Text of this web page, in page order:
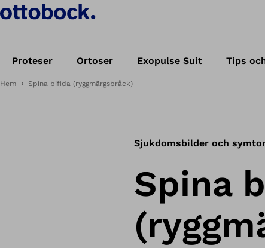
Proteser Ortoser Exopulse Suit Tips
Hem Spina bifida (ryggmärgsbråck)
Sjukdomsbilder och
Spina